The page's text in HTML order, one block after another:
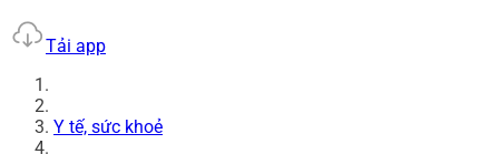
Tải app
Y tế, sức khoẻ